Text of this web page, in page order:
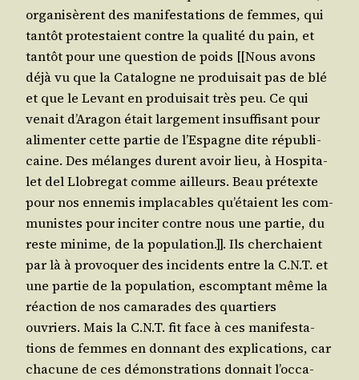
orga­ni­sèrent des mani­fes­ta­tions de femmes, qui
tan­tôt pro­tes­taient contre la qua­li­té du pain, et
tan­tôt pour une ques­tion de poids [[Nous avons
déjà vu que la Cata­logne ne pro­dui­sait pas de blé
et que le Levant en pro­dui­sait très peu. Ce qui
venait d’A­ra­gon était lar­ge­ment insuf­fi­sant pour
ali­men­ter cette par­tie de l’Es­pagne dite répu­bli­
caine. Des mélanges durent avoir lieu, à Hos­pi­ta­
let del Llo­bre­gat comme ailleurs. Beau pré­texte
pour nos enne­mis impla­cables qu’é­taient les com­
mu­nistes pour inci­ter contre nous une par­tie, du
reste minime, de la popu­la­tion.]]. Ils cher­chaient
par là à pro­vo­quer des inci­dents entre la C.N.T. et
une par­tie de la popu­la­tion, escomp­tant même la
réac­tion de nos cama­rades des quar­tiers
ouvriers. Mais la C.N.T. fit face à ces mani­fes­ta­
tions de femmes en don­nant des expli­ca­tions, car
cha­cune de ces démons­tra­tions don­nait l’oc­ca­